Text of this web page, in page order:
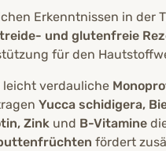
Erkenntnissen in der
und glutenfreie
für den
leicht verdauliche
Yucca schidigera,
Zink und B-Vitamine
fördert